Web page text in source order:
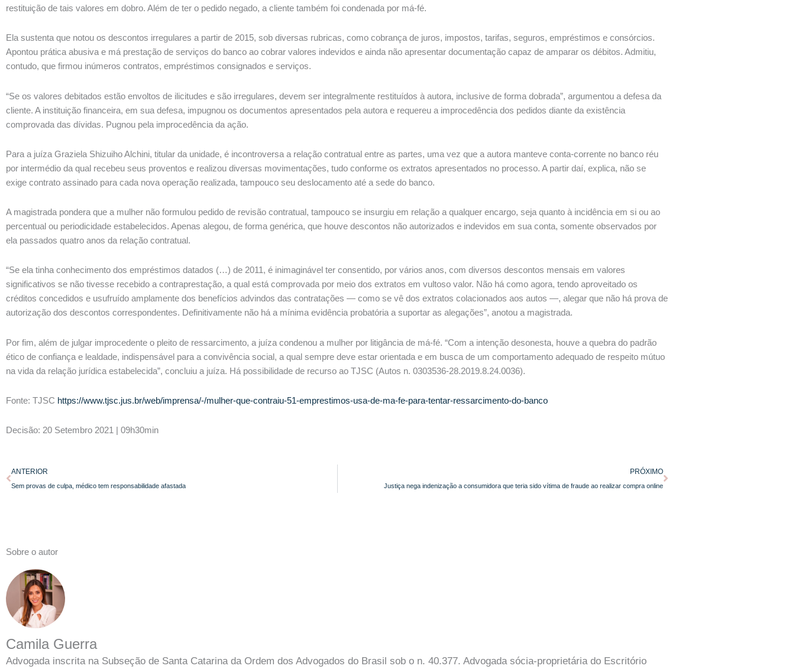
restituição de tais valores em dobro. Além de ter o pedido negado, a cliente também foi condenada por má-fé.
Ela sustenta que notou os descontos irregulares a partir de 2015, sob diversas rubricas, como cobrança de juros, impostos, tarifas, seguros, empréstimos e consórcios.
Apontou prática abusiva e má prestação de serviços do banco ao cobrar valores indevidos e ainda não apresentar documentação capaz de amparar os débitos. Admitiu,
contudo, que firmou inúmeros contratos, empréstimos consignados e serviços.
“Se os valores debitados estão envoltos de ilicitudes e são irregulares, devem ser integralmente restituídos à autora, inclusive de forma dobrada”, argumentou a defesa da
cliente. A instituição financeira, em sua defesa, impugnou os documentos apresentados pela autora e requereu a improcedência dos pedidos diante da existência
comprovada das dívidas. Pugnou pela improcedência da ação.
Para a juíza Graziela Shizuiho Alchini, titular da unidade, é incontroversa a relação contratual entre as partes, uma vez que a autora manteve conta-corrente no banco réu
por intermédio da qual recebeu seus proventos e realizou diversas movimentações, tudo conforme os extratos apresentados no processo. A partir daí, explica, não se
exige contrato assinado para cada nova operação realizada, tampouco seu deslocamento até a sede do banco.
A magistrada pondera que a mulher não formulou pedido de revisão contratual, tampouco se insurgiu em relação a qualquer encargo, seja quanto à incidência em si ou ao
percentual ou periodicidade estabelecidos. Apenas alegou, de forma genérica, que houve descontos não autorizados e indevidos em sua conta, somente observados por
ela passados quatro anos da relação contratual.
“Se ela tinha conhecimento dos empréstimos datados (…) de 2011, é inimaginável ter consentido, por vários anos, com diversos descontos mensais em valores
significativos se não tivesse recebido a contraprestação, a qual está comprovada por meio dos extratos em vultoso valor. Não há como agora, tendo aproveitado os
créditos concedidos e usufruído amplamente dos benefícios advindos das contratações — como se vê dos extratos colacionados aos autos —, alegar que não há prova de
autorização dos descontos correspondentes. Definitivamente não há a mínima evidência probatória a suportar as alegações”, anotou a magistrada.
Por fim, além de julgar improcedente o pleito de ressarcimento, a juíza condenou a mulher por litigância de má-fé. “Com a intenção desonesta, houve a quebra do padrão
ético de confiança e lealdade, indispensável para a convivência social, a qual sempre deve estar orientada e em busca de um comportamento adequado de respeito mútuo
na vida da relação jurídica estabelecida”, concluiu a juíza. Há possibilidade de recurso ao TJSC (Autos n. 0303536-28.2019.8.24.0036)​.
Fonte: TJSC https://www.tjsc.jus.br/web/imprensa/-/mulher-que-contraiu-51-emprestimos-usa-de-ma-fe-para-tentar-ressarcimento-do-banco
Decisão: 20 Setembro 2021 | 09h30min
Anterior
ANTERIOR
Sem provas de culpa, médico tem responsabilidade afastada
PRÓXIMO
Justiça nega indenização a consumidora que teria sido vítima de fraude ao realizar compra online
Próximo
Sobre o autor
Camila Guerra
Advogada inscrita na Subseção de Santa Catarina da Ordem dos Advogados do Brasil sob o n. 40.377. Advogada sócia-proprietária do Escritório